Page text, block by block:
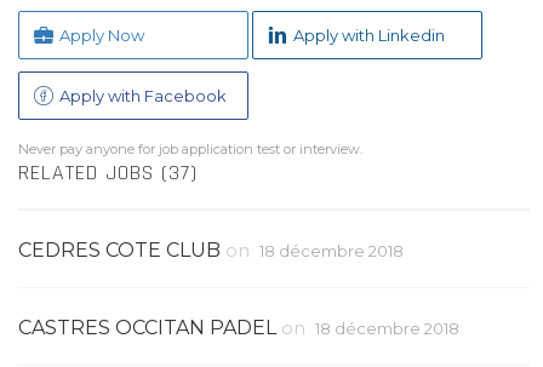
Apply Now Apply with Linkedin
Apply with Facebook
Never pay anyone for job application test or interview.
RELATED JOBS (37)
CEDRES COTE CLUB on 18 décembre 2018
CASTRES OCCITAN PADEL on 18 décembre 2018